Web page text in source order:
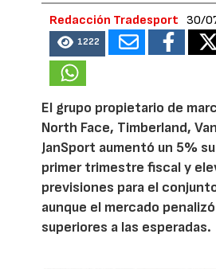
Redacción Tradesport 30/
1222
El grupo propietario de
North Face, Timberland,
JanSport aumentó un 5%
primer trimestre fiscal y
previsiones para el
aunque el mercado
superiores a las esperadas.